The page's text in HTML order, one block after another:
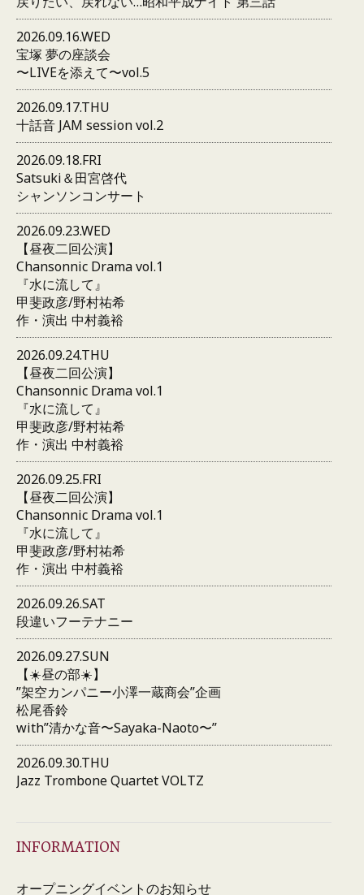
2026.09.16.WED
宝塚 夢の座談会
〜LIVEを添えて〜vol.5
2026.09.17.THU
十話音 JAM session vol.2
2026.09.18.FRI
Satsuki＆田宮啓代
シャンソンコンサート
2026.09.23.WED
【昼夜二回公演】
Chansonnic Drama vol.1
『水に流して』
甲斐政彦/野村祐希
作・演出 中村義裕
2026.09.24.THU
【昼夜二回公演】
Chansonnic Drama vol.1
『水に流して』
甲斐政彦/野村祐希
作・演出 中村義裕
2026.09.25.FRI
【昼夜二回公演】
Chansonnic Drama vol.1
『水に流して』
甲斐政彦/野村祐希
作・演出 中村義裕
2026.09.26.SAT
段違いフーテナニー
2026.09.27.SUN
【☀️昼の部☀️】
”架空カンパニー小澤一蔵商会”企画
松尾香鈴
with”清かな音〜Sayaka-Naoto〜”
2026.09.30.THU
Jazz Trombone Quartet VOLTZ
INFORMATION
オープニングイベントのお知らせ